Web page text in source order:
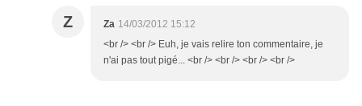
Z Za 14/03/2012 15:12
<br /> <br /> Euh, je vais relire ton commentaire, je
n'ai pas tout pigé... <br /> <br /> <br /> <br />